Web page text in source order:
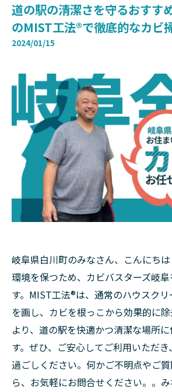
道の駅の清潔さを守るおすす
のMIST工法®で徹底的なカビ
2024/01/15
岐阜県白川町のみなさん、こんにち
環境を保つため、カビバスターズ岐
す。MIST工法®は、通常のハウスク
を画し、カビを根っこから効果的に
より、道の駅を快適かつ清潔な場所
す。ぜひ、ご安心してご利用いただ
過ごしください。何かご不明点やご
ら、お気軽にお問合せください。。